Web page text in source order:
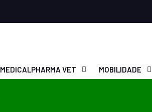
MEDICALPHARMA VET MOBILIDADE